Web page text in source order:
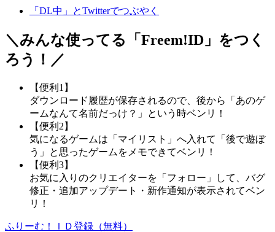
「DL中」とTwitterでつぶやく
＼みんな使ってる「 Freem!ID 」をつく
ろう！／
【便利1】
ダウンロード履歴が保存されるので、後から「あのゲ
ームなんて名前だっけ？」という時ベンリ！
【便利2】
気になるゲームは「マイリスト」へ入れて「後で遊ぼ
う」と思ったゲームをメモできてベンリ！
【便利3】
お気に入りのクリエイターを「フォロー」して、バグ
修正・追加アップデート・新作通知が表示されてベン
リ！
ふりーむ！ＩＤ登録（無料）